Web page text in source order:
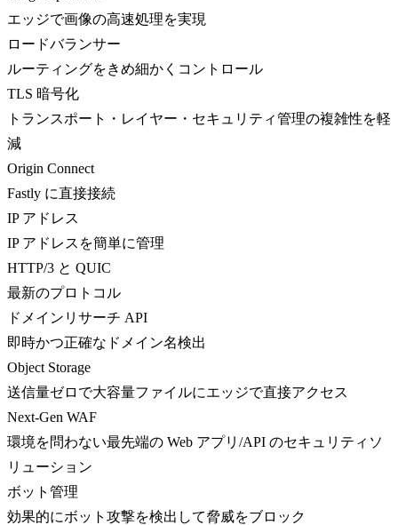
エッジで画像の高速処理を実現
ロードバランサー
ルーティングをきめ細かくコントロール
TLS 暗号化
トランスポート・レイヤー・セキュリティ管理の複雑性を軽
減
Origin Connect
Fastly に直接接続
IP アドレス
IP アドレスを簡単に管理
HTTP/3 と QUIC
最新のプロトコル
ドメインリサーチ API
即時かつ正確なドメイン名検出
Object Storage
送信量ゼロで大容量ファイルにエッジで直接アクセス
Next-Gen WAF
環境を問わない最先端の Web アプリ/API のセキュリティソ
リューション
ボット管理
効果的にボット攻撃を検出して脅威をブロック